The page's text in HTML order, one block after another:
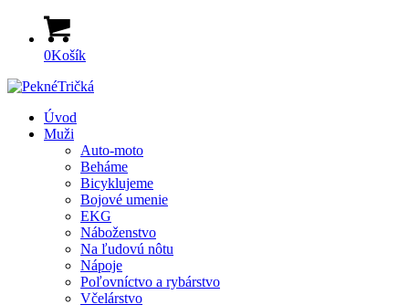
0Košík
Úvod
Muži
Auto-moto
Beháme
Bicyklujeme
Bojové umenie
EKG
Náboženstvo
Na ľudovú nôtu
Nápoje
Poľovníctvo a rybárstvo
Včelárstvo